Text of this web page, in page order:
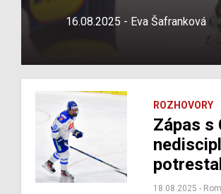
16.08.2025 - Eva Šafranková
ROZHOVORY
Zápas s
18.08.2025 -